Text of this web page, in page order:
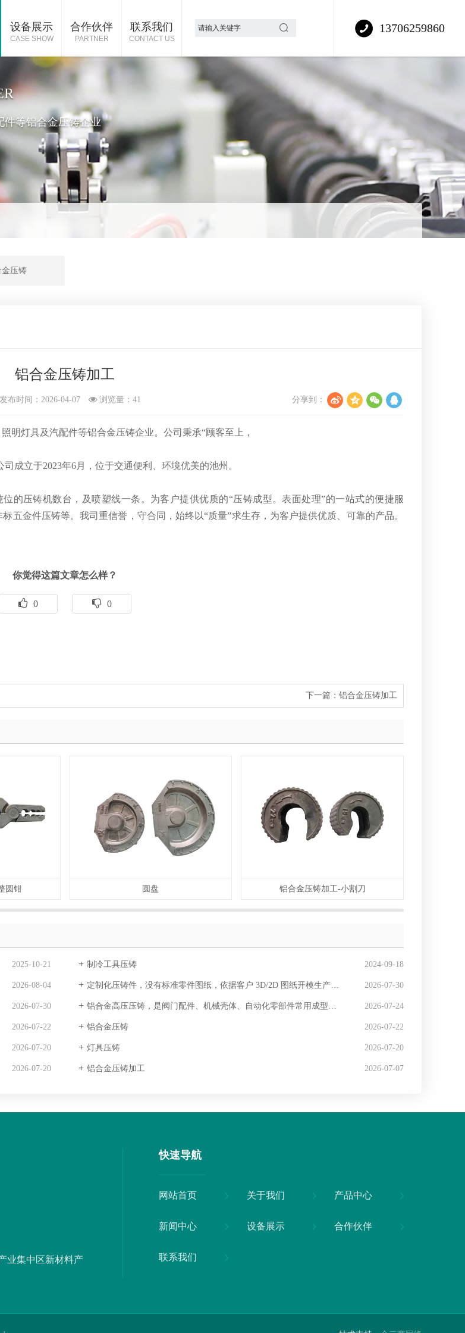
设备展示
CASE SHOW
合作伙伴
PARTNER
联系我们
CONTACT US
13706259860
件等铝合金压铸企业
金压铸
铝合金压铸加工
布时间：2026-04-07 浏览量： 41 分享到：
明灯具及汽配件等铝合金压铸企业。公司秉承“顾客至上，
立于2023年6月，位于交通便利、环境优美的池州。
压铸机数台，及喷塑线一条。为客户提供优质的“压铸成型。表面处理”的一站式的便捷服
五金件压铸等。我司重信誉，守合同，始终以“质量”求生存，为客户提供优质、可靠的产品。
你觉得这篇文章怎么样？
0 0
下一篇： 铝合金压铸加工
圆钳 圆盘 铝合金压铸加工-小割刀
2025-10-21 制冷工具压铸 2024-09-18
2026-08-04 定制化压铸件，没有标准零件图纸，依据客户 3D/2D 图纸开模生产；多用于设备配件、自动化治具、液压阀体、仪器壳体、工程机械非标连接件、新能源非标支架等。 2026-07-30
2026-07-30 铝合金高压压铸，是阀门配件、机械壳体、自动化零部件常用成型工艺，对比砂铸、精密铸造、机加工、锻造，优势十分突出： 2026-07-24
2026-07-22 铝合金压铸 2026-07-22
2026-07-20 灯具压铸 2026-07-20
2026-07-20 铝合金压铸加工 2026-07-07
业集中区新材料产
快速导航
网站首页 关于我们 产品中心
新闻中心 设备展示 合作伙伴
联系我们